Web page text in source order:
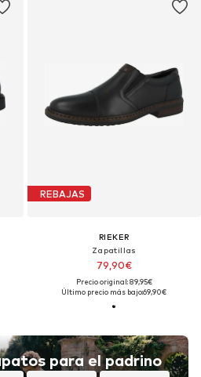
para el padrino
REBAJAS
RIEKER
Zapatillas
79,90€
Precio original: 89,95€
Último precio más bajo:69,90€